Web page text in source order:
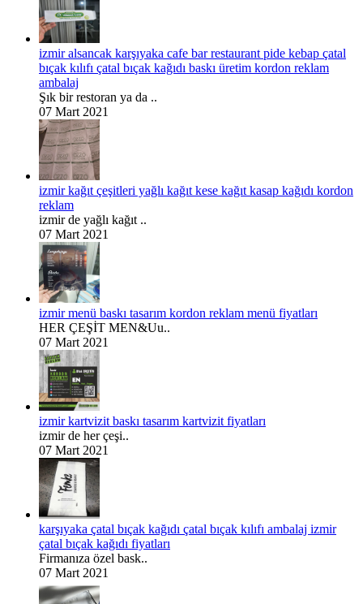
izmir alsancak karşıyaka cafe bar restaurant pide kebap çatal
bıçak kılıfı çatal bıçak kağıdı baskı üretim kordon reklam
ambalaj
Şık bir restoran ya da ..
07 Mart 2021
izmir kağıt çeşitleri yağlı kağıt kese kağıt kasap kağıdı kordon
reklam
izmir de yağlı kağıt ..
07 Mart 2021
izmir menü baskı tasarım kordon reklam menü fiyatları
HER ÇEŞİT MEN&Uu..
07 Mart 2021
izmir kartvizit baskı tasarım kartvizit fiyatları
izmir de her çeşi..
07 Mart 2021
karşıyaka çatal bıçak kağıdı çatal bıçak kılıfı ambalaj izmir
çatal bıçak kağıdı fiyatları
Firmanıza özel bask..
07 Mart 2021